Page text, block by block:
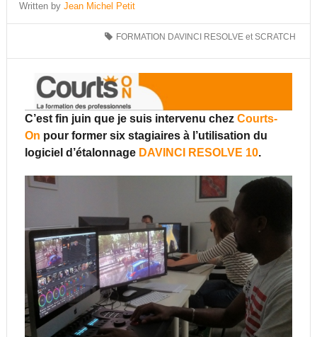
Written byJean Michel Petit
FORMATION DAVINCI RESOLVE et SCRATCH
C’est fin juin que je suis intervenu chez Courts-
On pour former six stagiaires à l’utilisation du
logiciel d’étalonnage DAVINCI RESOLVE 10.